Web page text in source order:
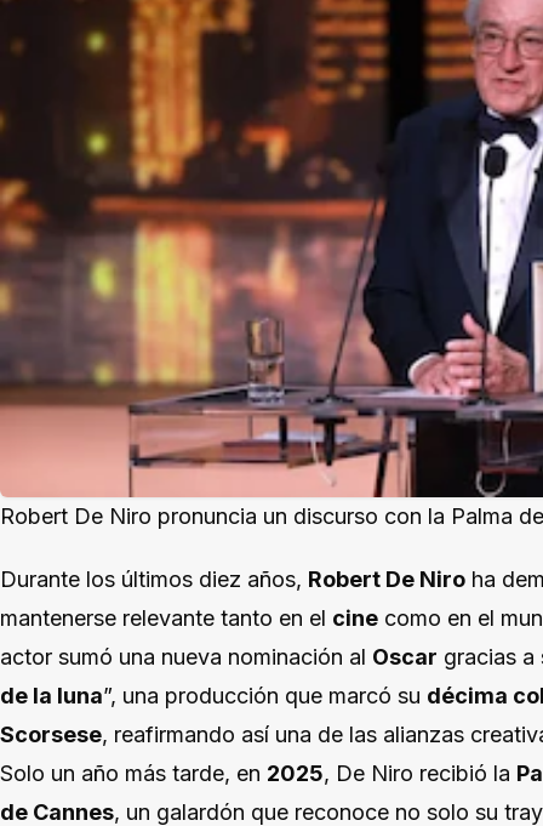
Robert De Niro pronuncia un discurso con la Palma
Durante los últimos diez años, Robert De Niro ha
mantenerse relevante tanto en el cine como en el
actor sumó una nueva nominación al Oscar gracias a
de la luna”, una producción que marcó su décima
Scorsese, reafirmando así una de las alianzas
Solo un año más tarde, en 2025, De Niro recibió la
de Cannes, un galardón que reconoce no solo su